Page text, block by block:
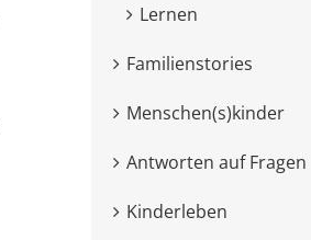
Lernen
Familienstories
Menschen(s)kinder
Antworten auf Fragen
Kinderleben